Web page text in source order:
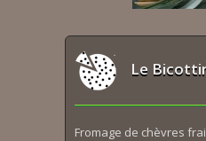
Le
Fromage de chèvres